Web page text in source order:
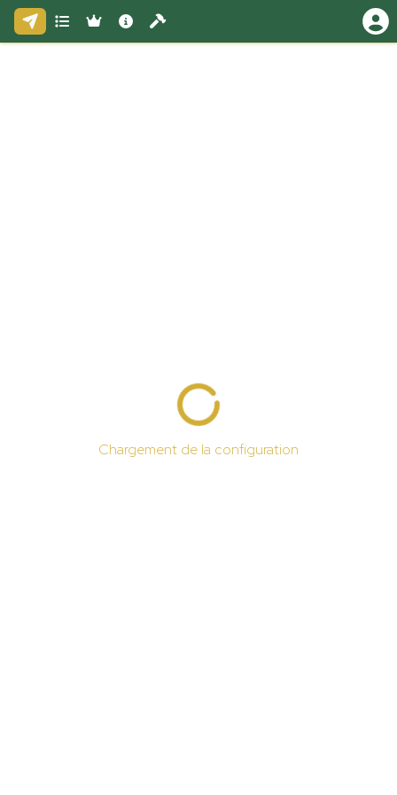
Chargement de la configuration